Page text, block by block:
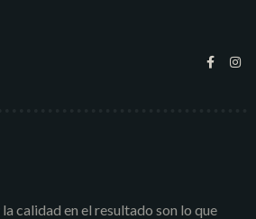
calidad en el resultado son lo que